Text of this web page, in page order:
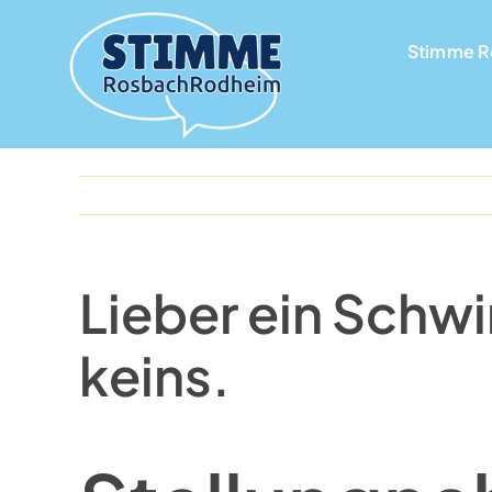
content
Stimme
Stimme
Lieber ein
keins.